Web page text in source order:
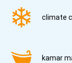
climate
kamar